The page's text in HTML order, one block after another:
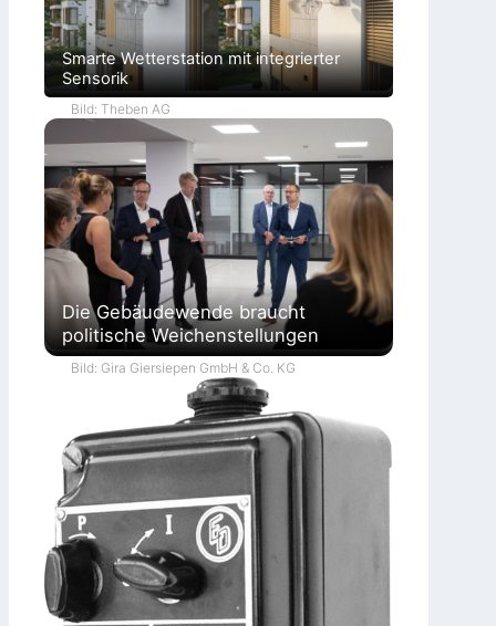
Smarte Wetterstation mit integrierter
Sensorik
Bild: Theben AG
Die Gebäudewende braucht
politische Weichenstellungen
Bild: Gira Giersiepen GmbH & Co. KG